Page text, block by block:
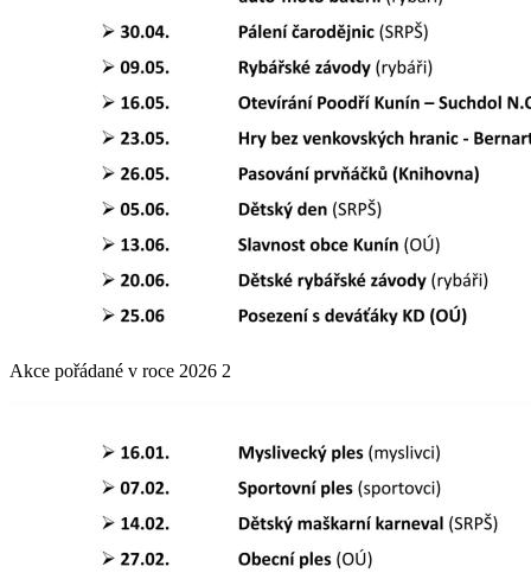
Akce pořádané v roce 2026 2